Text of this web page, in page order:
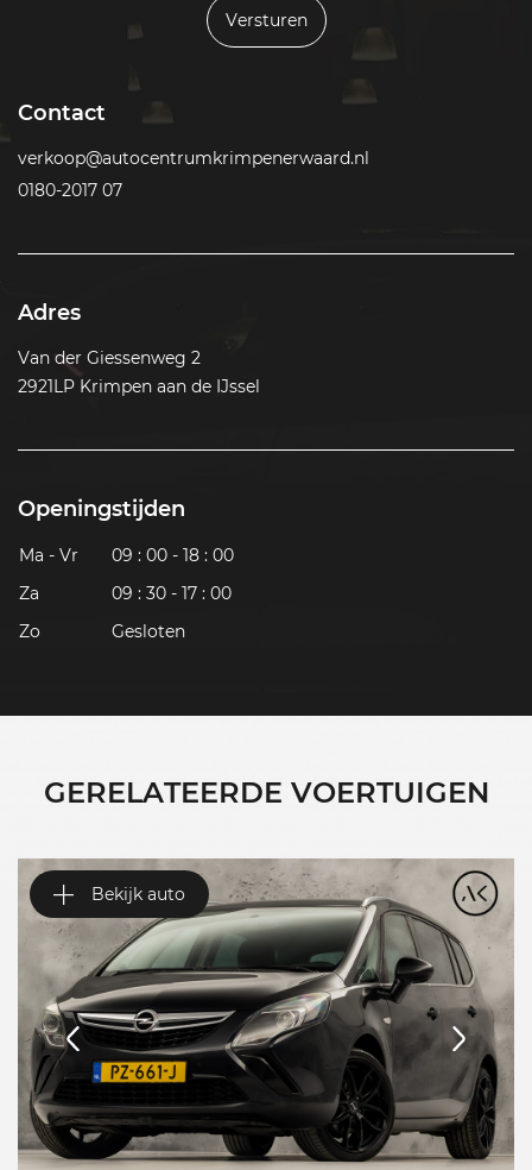
Versturen
Contact
verkoop@autocentrumkrimpenerwaard.nl
0180-2017 07
Adres
Van der Giessenweg 2
2921LP Krimpen aan de IJssel
Openingstijden
Ma - Vr
09 : 00 - 18 : 00
Za
09 : 30 - 17 : 00
Zo
Gesloten
GERELATEERDE VOERTUIGEN
Bekijk auto